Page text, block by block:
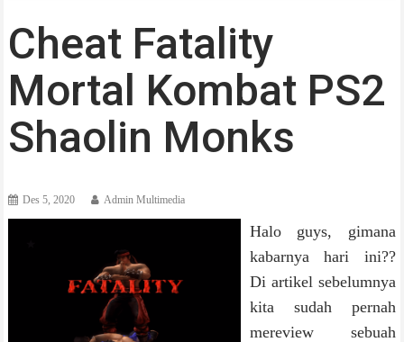
Cheat Fatality
Mortal Kombat PS2
Shaolin Monks
Des 5, 2020 Admin Multimedia
Halo guys, gimana
kabarnya hari ini??
Di artikel sebelumnya
kita sudah pernah
mereview sebuah